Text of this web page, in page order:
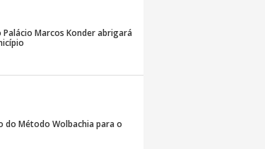
Marcos Konder abrigará
do Método Wolbachia para o